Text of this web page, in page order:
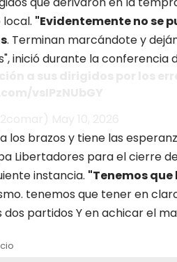
"Evidentemente no se
. Terminan marcándote y
inició durante la conferencia
los brazos y tiene las
Libertadores para el cierre
instancia. "Tenemos
tenemos que tener en
partidos Y en achicar el